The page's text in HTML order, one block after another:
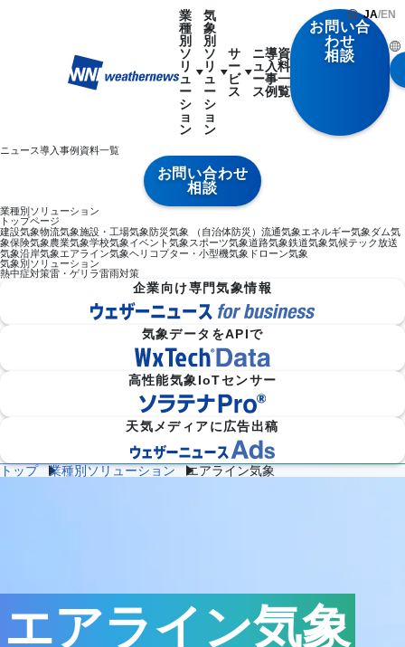
業
種
別
ソ
リ
ュ
ー
シ
ョ
ン
流
通
気
ル
ギ
ダム
気象
気
象
別
ソ
リ
ュ
ー
シ
ョ
ン
サ
ー
ビ
ス
ニ
ュ
ー
ス
導
入
事
例
資
料
一
覧
お問い合
わせ
相談
ニュース導入事例資料一覧
お問い合わせ
相談
業種別ソリューション
トップページ
建設気象物流気象施設・工場気象防災気象 （自治体防災） 流通気象エネルギー気象ダム気
象保険気象農業気象学校気象イベント気象スポーツ気象道路気象鉄道気象気候テック放送
気象沿岸気象エアライン気象ヘリコプター・小型機気象 ドローン気象
気象別ソリューション
熱中症対策雷・ゲリラ雷雨対策
企業向け専門気象情報
気象データをAPIで
高性能気象IoTセンサー
天気メディアに広告出稿
JA/EN
トップ 業種別ソリューション エアライン気象
エアライン気象